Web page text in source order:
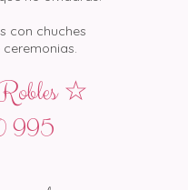
con chuches
☆
995